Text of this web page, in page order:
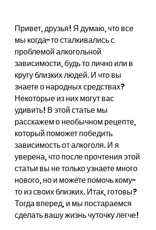
Привет, друзья! Я думаю, что все
мы когда-то сталкивались с
проблемой алкогольной
зависимости, будь то лично или в
кругу близких людей. И что вы
знаете о народных средствах?
Некоторые из них могут вас
удивить! В этой статье мы
расскажем о необычном рецепте,
который поможет победить
зависимость от алкоголя. И я
уверена, что после прочтения этой
статьи вы не только узнаете много
нового, но и можете помочь кому-
то из своих близких. Итак, готовы?
Тогда вперед, и мы постараемся
сделать вашу жизнь чуточку легче!